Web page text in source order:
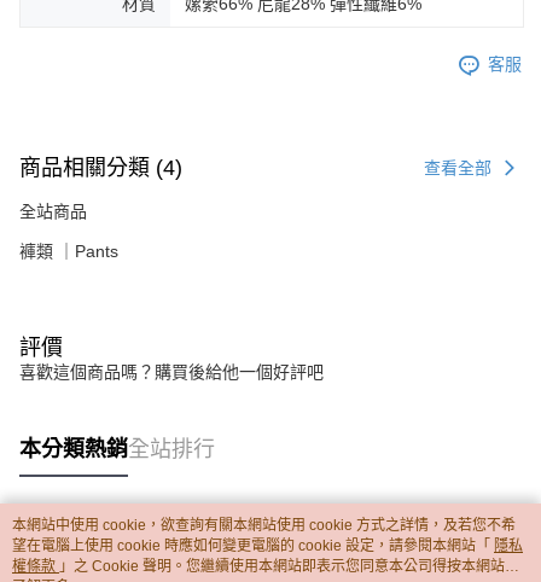
客服
商品相關分類 (4) 查看全部
全站商品
褲類 ｜Pants
評價
喜歡這個商品嗎？購買後給他一個好評吧
本分類熱銷全站排行
熱門標籤
本網站中使用 cookie，欲查詢有關本網站使用 cookie 方式之詳情，及若您不希
望在電腦上使用 cookie 時應如何變更電腦的 cookie 設定，請參閱本網站「 隱私
權條款 」之 Cookie 聲明。您繼續使用本網站即表示您同意本公司得按本網站使